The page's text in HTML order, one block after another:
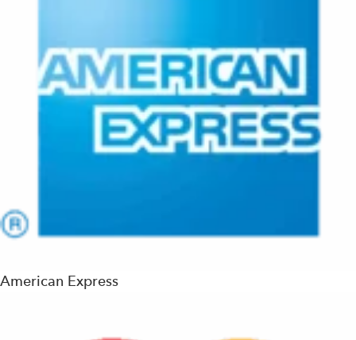
American Express